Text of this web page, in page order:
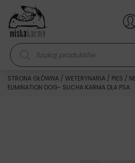
Skocz do treści
Wyszukiwarka produktów
STRONA GŁÓWNA / WETERYNARIA / PIES /
ELIMINATION DOG- SUCHA KARMA DLA PSA